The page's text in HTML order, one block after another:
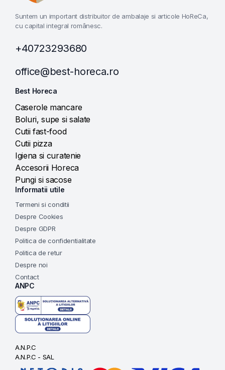
Suntem un important distribuitor de ambalaje si articole HoReCa,
cu capital integral românesc.
+40723293680
office@best-horeca.ro
Best Horeca
Caserole mancare
Boluri, supe si salate
Cutii fast-food
Cutii pizza
Igiena si curatenie
Accesorii Horeca
Pungi si sacose
Informatii utile
Termeni si conditii
Despre Cookies
Despre GDPR
Politica de confidentialitate
Politica de retur
Despre noi
Contact
ANPC
A.N.P.C
A.N.P.C - SAL